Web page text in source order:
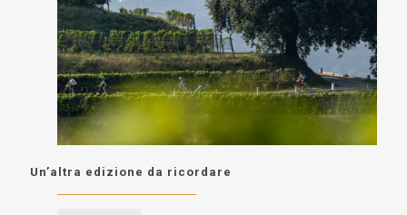
Un’altra edizione da ricordare